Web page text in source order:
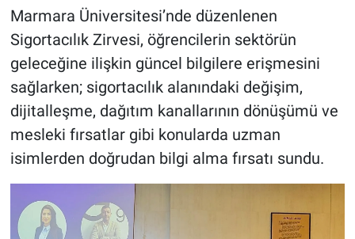
Marmara Üniversitesi’nde düzenlenen
Sigortacılık Zirvesi, öğrencilerin sektörün
geleceğine ilişkin güncel bilgilere erişmesini
sağlarken; sigortacılık alanındaki değişim,
dijitalleşme, dağıtım kanallarının dönüşümü ve
mesleki fırsatlar gibi konularda uzman
isimlerden doğrudan bilgi alma fırsatı sundu.